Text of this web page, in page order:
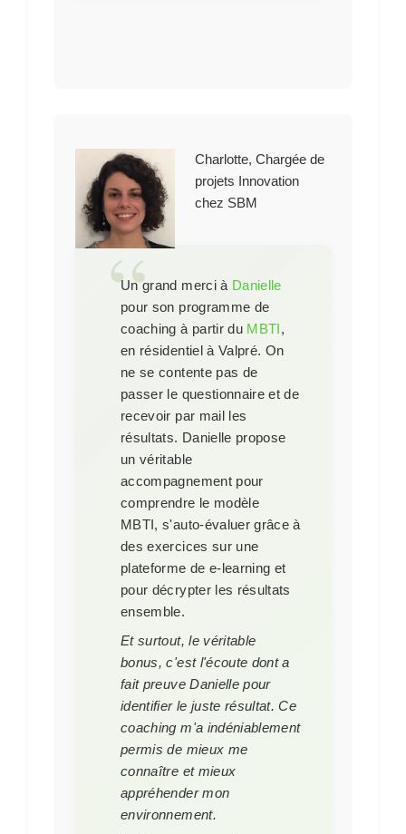
Charlotte, Chargée de
projets Innovation
chez SBM
Un grand merci à Danielle
pour son programme de
coaching à partir du MBTI,
en résidentiel à Valpré. On
ne se contente pas de
passer le questionnaire et de
recevoir par mail les
résultats. Danielle propose
un véritable
accompagnement pour
comprendre le modèle
MBTI, s'auto-évaluer grâce à
des exercices sur une
plateforme de e-learning et
pour décrypter les résultats
ensemble.
Et surtout, le véritable
bonus, c'est l'écoute dont a
fait preuve Danielle pour
identifier le juste résultat. Ce
coaching m'a indéniablement
permis de mieux me
connaître et mieux
appréhender mon
environnement.